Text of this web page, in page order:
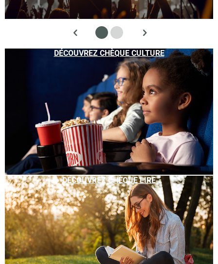
DÉCOUVREZ CHÈQUE CULTURE
DÉCOUVREZ CHÈQUE LIRE